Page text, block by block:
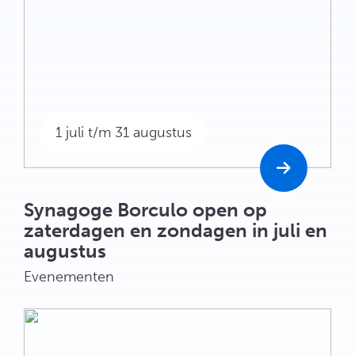
1 juli t/m 31 augustus
Synagoge Borculo open op
zaterdagen en zondagen in juli en
augustus
Evenementen